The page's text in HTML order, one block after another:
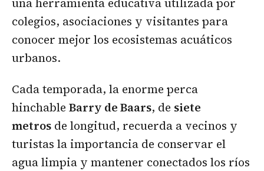
colegios, asociaciones y visitantes para
conocer mejor los ecosistemas acuáticos
urbanos.
Cada temporada, la enorme perca
hinchable Barry de Baars, de siete
metros de longitud, recuerda a vecinos y
turistas la importancia de conservar el
agua limpia y mantener conectados los ríos